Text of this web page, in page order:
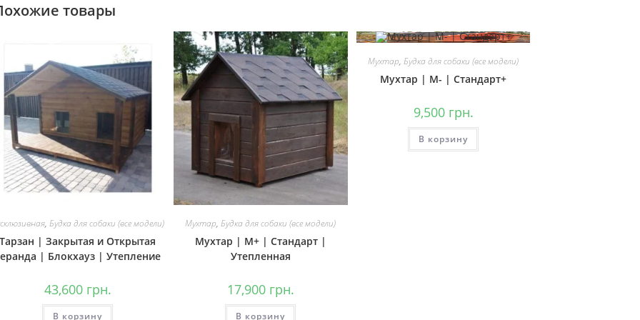
товары
, Будка для собаки (все модели)
Тарзан | Закрытая и Открытая
| Блокхауз | Утепление
43,600 грн.
В корзину
Мухтар,Будка для собаки (все модели)
Мухтар | М+ | Стандарт |
Утепленная
17,900 грн.
В корзину
Мухтар,Будка для собаки (все модели)
Мухтар | М- | Стандарт+
9,500 грн.
В корзину